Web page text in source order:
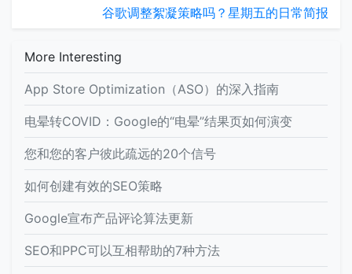
谷歌调整絮凝策略吗？星期五的日常简报
More Interesting
App Store Optimization（ASO）的深入指南
电晕转COVID：Google的“电晕”结果页如何演变
您和您的客户彼此疏远的20个信号
如何创建有效的SEO策略
Google宣布产品评论算法更新
SEO和PPC可以互相帮助的7种方法